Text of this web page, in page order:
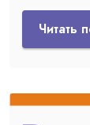
Читать